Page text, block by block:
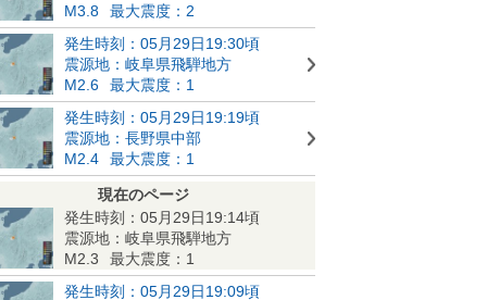
M3.8
最大震度：2
発生時刻：05月29日19:30頃
震源地：岐阜県飛騨地方
M2.6
最大震度：1
発生時刻：05月29日19:19頃
震源地：長野県中部
M2.4
最大震度：1
現在のページ
発生時刻：05月29日19:14頃
震源地：岐阜県飛騨地方
M2.3
最大震度：1
発生時刻：05月29日19:09頃